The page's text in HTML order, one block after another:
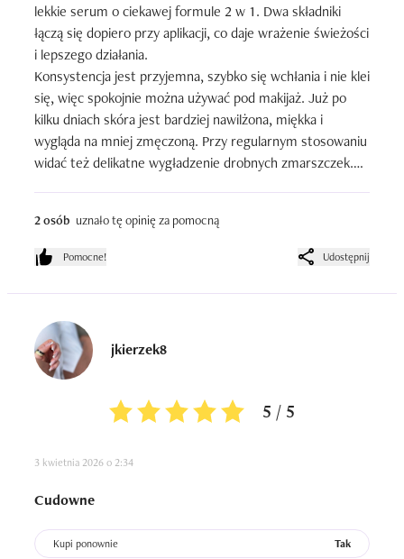
lekkie serum o ciekawej formule 2 w 1. Dwa składniki
łączą się dopiero przy aplikacji, co daje wrażenie świeżości
i lepszego działania.
Konsystencja jest przyjemna, szybko się wchłania i nie klei
się, więc spokojnie można używać pod makijaż. Już po
kilku dniach skóra jest bardziej nawilżona, miękka i
wygląda na mniej zmęczoną. Przy regularnym stosowaniu
widać też delikatne wygładzenie drobnych zmarszczek.
To dobre serum na co dzień dla skóry, która potrzebuje
nawilżenia i lekkiego efektu odmłodzenia. Działa
stopniowo, ale daje naturalny, zdrowy efekt.
2 osób uznało tę opinię za pomocną
Pomocne! Udostępnij
jkierzek8
5 / 5
3 kwietnia 2026 o 2:34
Cudowne
Kupi ponownie Tak